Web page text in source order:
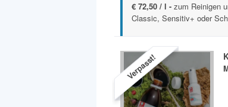
€ 72,50 / l - zum Reinigen
Classic, Sensitiv+ oder
Verpasst!